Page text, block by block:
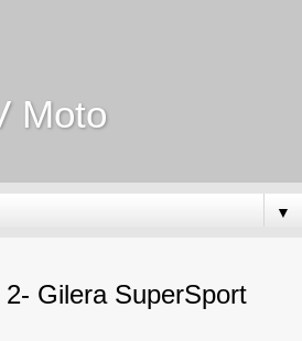
Moto
▼
Gilera SuperSport